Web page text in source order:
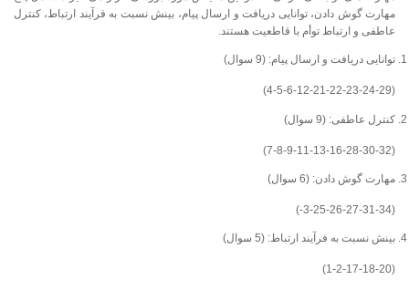
مهارت گوش دادن، توانایی دریافت و ارسال پیام، بینش نسبت به فرآیند ارتباط، کنترل
عاطفی و ارتباط توأم با قاطعیت هستند.
توانایی دریافت و ارسال پیام: (9 سوال)
(4-5-6-12-21-22-23-24-29)
کنترل عاطفی: (9 سوال)
(7-8-9-11-13-16-28-30-32)
مهارت گوش دادن: (6 سوال)
(3-25-26-27-31-34-)
بینش نسبت به فرآیند ارتباط: (5 سوال)
(1-2-17-18-20)